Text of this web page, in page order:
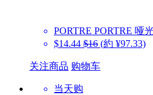
PORTRE PORTRE 哑
$14.44 $16 (約 ¥97.33)
关注商品 购物车
当天购